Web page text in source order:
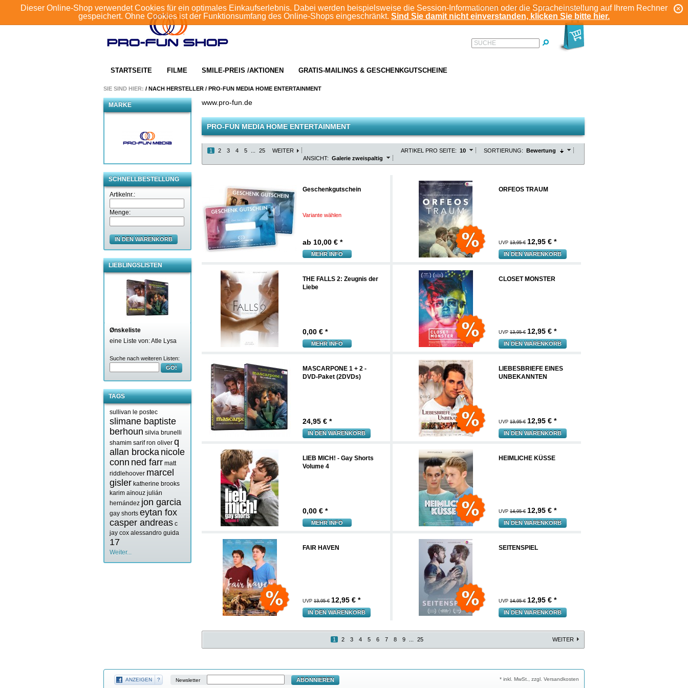
Dieser Online-Shop verwendet Cookies für ein optimales Einkaufserlebnis. Dabei werden beispielsweise die Session-Informationen oder die Spracheinstellung auf Ihrem Rechner
gespeichert. Ohne Cookies ist der Funktionsumfang des Online-Shops eingeschränkt. Sind Sie damit nicht einverstanden, klicken Sie bitte hier.
KONTO
ANMELDEN REGISTRIEREN
STARTSEITE FILME SMILE-PREIS /AKTIONEN GRATIS-MAILINGS & GESCHENKGUTSCHEINE
SUCHE
SIE SIND HIER: / NACH HERSTELLER / PRO-FUN MEDIA HOME ENTERTAINMENT
MARKE
SCHNELLBESTELLUNG
Artikelnr.:
Menge:
IN DEN WARENKORB
LIEBLINGSLISTEN
Ønskeliste
eine Liste von: Atle Lysa
Suche nach weiteren Listen:
GO!
TAGS
sullivan le postec
slimane baptiste
berhoun silvia brunelli
shamim sarif ron oliver q
allan brocka nicole
conn ned farr matt
riddlehoover marcel
gisler katherine brooks
karim aïnouz julián
hernández jon garcia
gay shorts eytan fox
casper andreas c
jay cox alessandro guida
17
Weiter...
www.pro-fun.de
PRO-FUN MEDIA HOME ENTERTAINMENT
1 2 3 4 5 25 WEITER SORTIERUNG: Bewertung
ARTIKEL PRO SEITE: 10
ANSICHT: Galerie zweispaltig
Geschenkgutschein
Variante wählen
ab 10,00 € *
MEHR INFO
ORFEOS TRAUM
UVP 13,95 € 12,95 € *
IN DEN WARENKORB
THE FALLS 2: Zeugnis der
Liebe
0,00 € *
MEHR INFO
CLOSET MONSTER
UVP 13,95 € 12,95 € *
IN DEN WARENKORB
MASCARPONE 1 + 2 -
DVD-Paket (2DVDs)
24,95 € *
IN DEN WARENKORB
LIEBESBRIEFE EINES
UNBEKANNTEN
UVP 13,95 € 12,95 € *
IN DEN WARENKORB
LIEB MICH! - Gay Shorts
Volume 4
0,00 € *
MEHR INFO
HEIMLICHE KÜSSE
UVP 14,95 € 12,95 € *
IN DEN WARENKORB
FAIR HAVEN
UVP 13,95 € 12,95 € *
IN DEN WARENKORB
SEITENSPIEL
UVP 14,95 € 12,95 € *
IN DEN WARENKORB
1 2 3 4 5 6 7 8 9 25 WEITER
ANZEIGEN ? Newsletter ABONNIEREN * inkl. MwSt., zzgl. Versandkosten